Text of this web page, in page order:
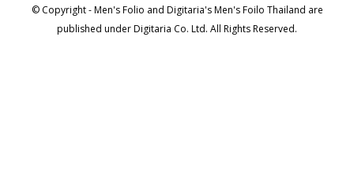
© Copyright - Men's Folio and Digitaria's Men's Foilo Thailand are
published under Digitaria Co. Ltd. All Rights Reserved.